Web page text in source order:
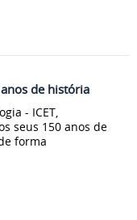
de história
- ICET,
seus 150 anos de
forma